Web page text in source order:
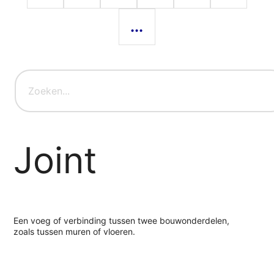
...
Joint
Een voeg of verbinding tussen twee bouwonderdelen,
zoals tussen muren of vloeren.